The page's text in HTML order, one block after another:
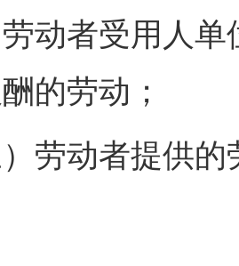
动者受用人
的劳动；
动者提供的
钟！ 谢